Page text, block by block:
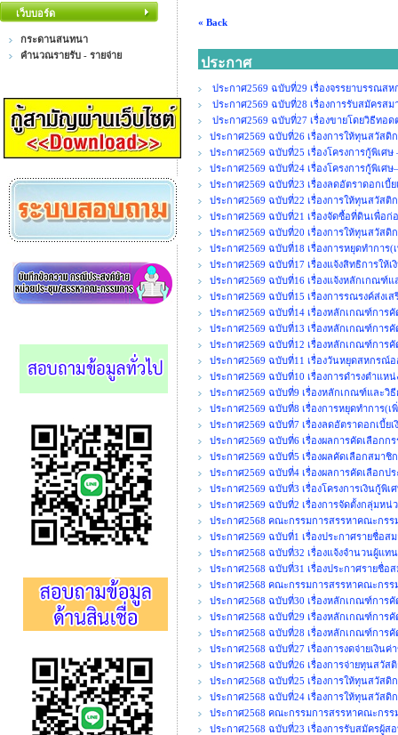
เว็บบอร์ด
กระดานสนทนา
คำนวณรายรับ - รายจ่าย
« Back
ประกาศ
ประกาศ2569 ฉบับที่29 เรื่องจรรยาบรรณส
ประกาศ2569 ฉบับที่28 เรื่องการรับสมัครส
ประกาศ2569 ฉบับที่27 เรื่องขายโดยวิธีทอ
ประกาศ2569 ฉบับที่26 เรื่องการให้ทุนสวัส
ประกาศ2569 ฉบับที่25 เรื่องโครงการกู้พิเศ
ประกาศ2569 ฉบับที่24 เรื่องโครงการกู้พิเศ
ประกาศ2569 ฉบับที่23 เรื่องลดอัตราดอกเบี้
ประกาศ2569 ฉบับที่22 เรื่องการให้ทุนสวัสติ
ประกาศ2569 ฉบับที่21 เรื่องจัดซื้อที่ดินเพื่อ
ประกาศ2569 ฉบับที่20 เรื่องการให้ทุนสวัส
ประกาศ2569 ฉบับที่18 เรื่องการหยุดทำการ(
ประกาศ2569 ฉบับที่17 เรื่องแจ้งสิทธิการให้
ประกาศ2569 ฉบับที่16 เรื่องแจ้งหลักเกณฑ์
ประกาศ2569 ฉบับที่15 เรื่องการรณรงค์ส่งเ
ประกาศ2569 ฉบับที่14 เรื่องหลักเกณฑ์การคั
ประกาศ2569 ฉบับที่13 เรื่องหลักเกณฑ์การ
ประกาศ2569 ฉบับที่12 เรื่องหลักเกณฑ์การ
ประกาศ2569 ฉบับที่11 เรื่องวันหยุดสหกร
ประกาศ2569 ฉบับที่10 เรื่องการดำรงตำแ
ประกาศ2569 ฉบับที่9 เรื่องหลักเกณฑ์และวิ
ประกาศ2569 ฉบับที่8 เรื่องการหยุดทำการ(เ
ประกาศ2569 ฉบับที่7 เรื่องลดอัตราดอกเบี้ย
ประกาศ2569 ฉบับที่6 เรื่องผลการคัดเลือกก
ประกาศ2569 ฉบับที่5 เรื่องผลคัดเลือกสมาชิ
ประกาศ2569 ฉบับที่4 เรื่องผลการคัดเลือกป
ประกาศ2569 ฉบับที่3 เรื่องโครงการเงินกู้พิ
ประกาศ2569 ฉบับที่2 เรื่องการจัดตั้งกลุ่มหน่
ประกาศ2568 คณะกรรมการสรรหาคณะกรร
ประกาศ2569 ฉบับที่1 เรื่องประกาศรายชื่อ
ประกาศ2568 ฉบับที่32 เรื่องแจ้งจำนวนผู้แท
ประกาศ2568 ฉบับที่31 เรื่องประกาศรายชื่
ประกาศ2568 คณะกรรมการสรรหาคณะกรร
ประกาศ2568 ฉบับที่30 เรื่องหลักเกณฑ์การ
ประกาศ2568 ฉบับที่29 เรื่องหลักเกณฑ์การคั
ประกาศ2568 ฉบับที่28 เรื่องหลักเกณฑ์การ
ประกาศ2568 ฉบับที่27 เรื่องการงดจ่ายเงิน
ประกาศ2568 ฉบับที่26 เรื่องการจ่ายทุนสวัส
ประกาศ2568 ฉบับที่25 เรื่องการให้ทุนสวัส
ประกาศ2568 ฉบับที่24 เรื่องการให้ทุนสวัสดิ
ประกาศ2568 คณะกรรมการสรรหาคณะกรร
ประกาศ2568 ฉบับที่23 เรื่องการรับสมัครผู้ส